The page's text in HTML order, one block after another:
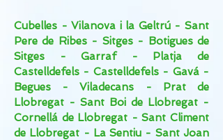
Cubelles - Vilanova i la Geltrú - Sant
Pere de Ribes - Sitges - Botigues de
Sitges - Garraf - Platja de
Castelldefels - Castelldefels - Gavá -
Begues - Viladecans - Prat de
Llobregat - Sant Boi de Llobregat -
Cornellá de Llobregat - Sant Climent
de Llobregat - La Sentiu - Sant Joan